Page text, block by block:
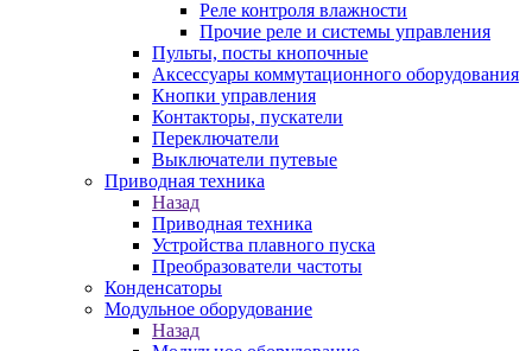
Реле контроля влажности
Прочие реле и системы управления
Пульты, посты кнопочные
Аксессуары коммутационного оборудования
Кнопки управления
Контакторы, пускатели
Переключатели
Выключатели путевые
Приводная техника
Назад
Приводная техника
Устройства плавного пуска
Преобразователи частоты
Конденсаторы
Модульное оборудование
Назад